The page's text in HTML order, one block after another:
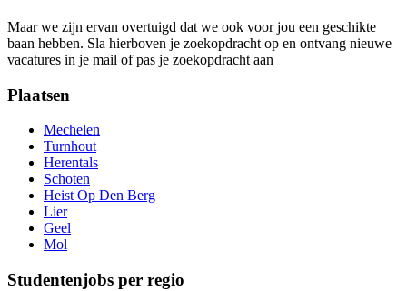
Maar we zijn ervan overtuigd dat we ook voor jou een geschikte
baan hebben. Sla hierboven je zoekopdracht op en ontvang nieuwe
vacatures in je mail of pas je zoekopdracht aan
Plaatsen
Mechelen
Turnhout
Herentals
Schoten
Heist Op Den Berg
Lier
Geel
Mol
Studentenjobs per regio